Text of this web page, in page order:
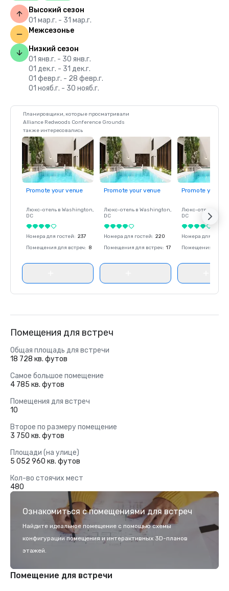
Высокий сезон
01 мар.г. - 31 мар.г.
Межсезонье
Низкий сезон
01 янв.г. - 30 янв.г.
01 дек.г. - 31 дек.г.
01 февр.г. - 28 февр.г.
01 нояб.г. - 30 нояб.г.
Планировщики, которые просматривали
Alliance Redwoods Conference Grounds
также интересовались
Promote your venue
Люкс-отель в Washington,
DC
Номера для гостей: 237
Помещения для встреч: 8
Promote your venue
Люкс-отель в Washington,
DC
Номера для гостей: 220
Помещения для встреч: 17
Promote your
Люкс-отель в
DC
Номера для гостей
Помещения для
Помещения для встреч
Общая площадь для встречи
18 728 кв. футов
Самое большое помещение
4 785 кв. футов
Помещения для встреч
10
Второе по размеру помещение
3 750 кв. футов
Площади (на улице)
5 052 960 кв. футов
Кол-во стоячих мест
480
Ознакомиться с помещениями для встреч
Найдите идеальное помещение с помощью схемы
конфигурации помещения и интерактивных 3D-планов
этажей.
Помещение для встречи